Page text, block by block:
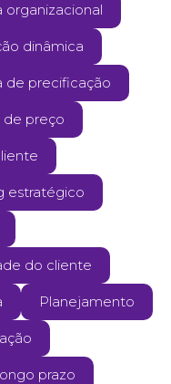
organizacional
dinâmica
de precificação
de preço
estratégico
do cliente
Planejamento
prazo